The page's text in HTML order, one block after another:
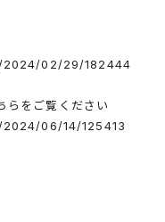
02/29/182444
らをご覧ください
06/14/125413